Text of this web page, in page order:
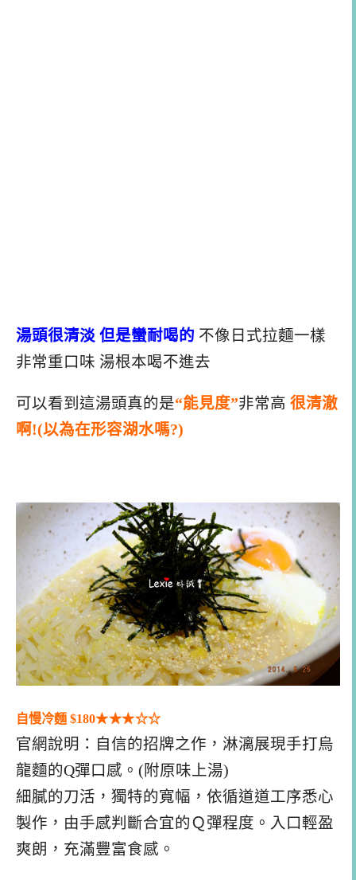
湯頭很清淡 但是蠻耐喝的 不像日式拉麵一樣
非常重口味 湯根本喝不進去
可以看到這湯頭真的是“能見度”非常高 很清澈
啊!(以為在形容湖水嗎?)
自慢冷麵 $180★★★☆☆
官網說明：自信的招牌之作，淋漓展現手打烏
龍麵的Q彈口感。(附原味上湯)
細膩的刀活，獨特的寬幅，依循道道工序悉心
製作，由手感判斷合宜的Ｑ彈程度。入口輕盈
爽朗，充滿豐富食感。